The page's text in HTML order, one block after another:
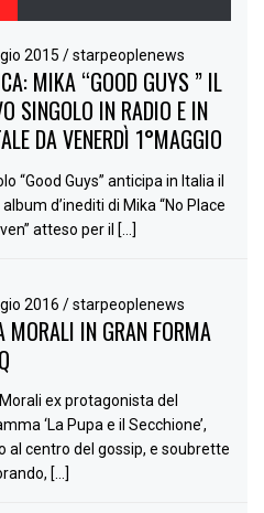
2015/ starpeoplenews
MIKA “GOOD GUYS ” IL
SINGOLO IN RADIO E IN
DA VENERDÌ 1°MAGGIO
“Good Guys” anticipa in Italia il
d’inediti di Mika “No Place
atteso per il […]
2016/ starpeoplenews
MORALI IN GRAN FORMA
ex protagonista del
‘La Pupa e il Secchione’,
al centro del gossip, e soubrette
[…]